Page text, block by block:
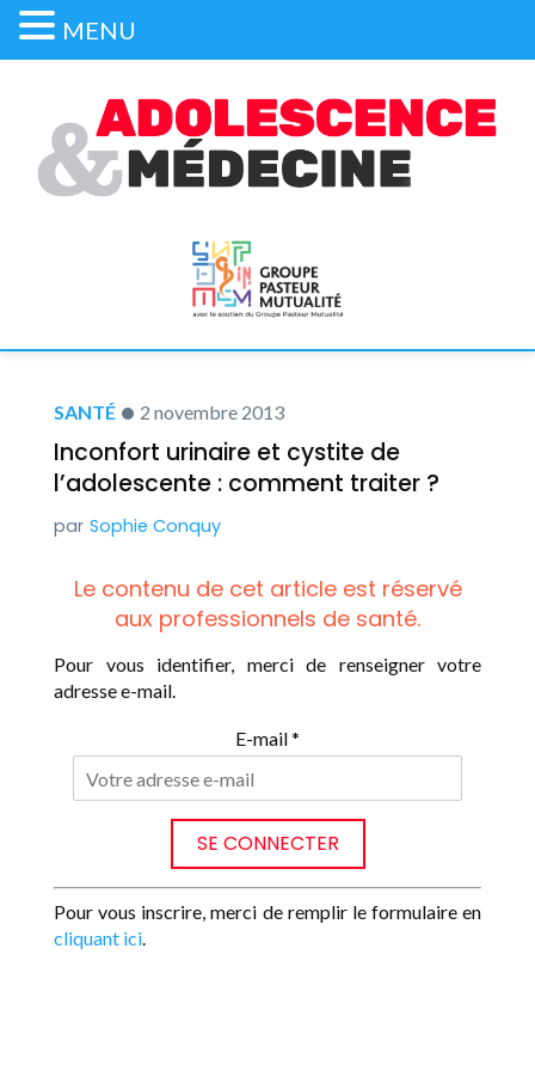
SANTÉ 2 novembre 2013
Inconfort urinaire et cystite de
l’adolescente : comment traiter ?
Sophie Conquy
Le contenu de cet article est réservé
aux professionnels de santé.
Pour vous identifier, merci de renseigner votre
adresse e-mail.
E-mail *
Pour vous inscrire, merci de remplir le formulaire en
cliquant ici.
MENU